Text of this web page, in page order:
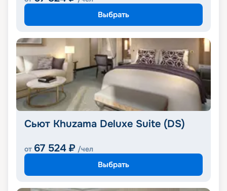
Выбрать
Сьют Khuzama Deluxe Suite (DS)
от 67 524 ₽ /чел
Выбрать